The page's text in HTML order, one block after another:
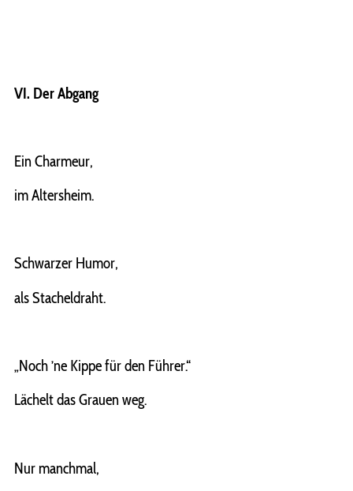
VI. Der Abgang
Ein Charmeur,
im Altersheim.
Schwarzer Humor,
als Stacheldraht.
„Noch ’ne Kippe für den Führer.“
Lächelt das Grauen weg.
Nur manchmal,